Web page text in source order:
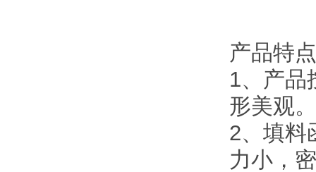
产品特点
1、产品
形美观
2、填料
力小，